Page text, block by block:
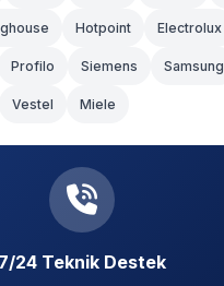
Hotpoint Electrolux
Profilo Siemens Samsung
Vestel Miele
7/24 Teknik Destek